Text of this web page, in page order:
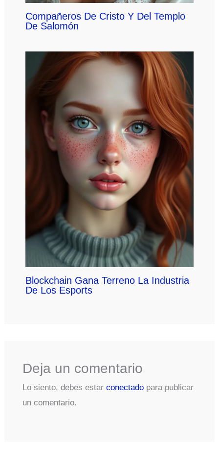
Compañeros De Cristo Y Del Templo
De Salomón
Blockchain Gana Terreno La Industria
De Los Esports
Deja un comentario
Lo siento, debes estar conectadopara publicar
un comentario.